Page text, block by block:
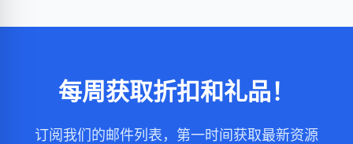
每周获取折扣和礼品！
订阅我们的邮件列表，第一时间获取最新资源